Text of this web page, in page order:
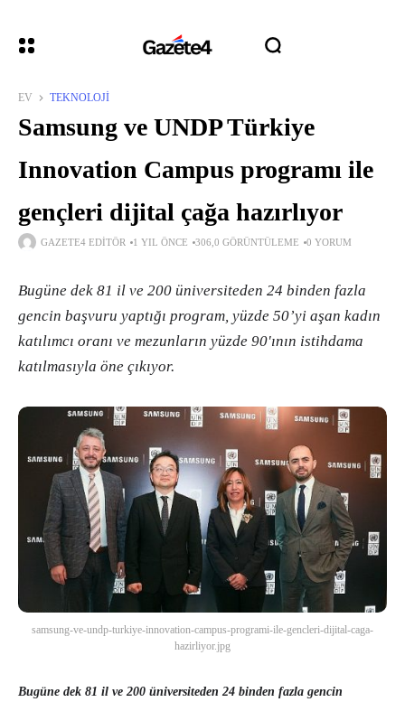
EV TEKNOLOJI
Samsung ve UNDP Türkiye
Innovation Campus programı ile
gençleri dijital çağa hazırlıyor
GAZETE4 EDITÖR 1 YIL ÖNCE 306,0 GÖRÜNTÜLEME 0 YORUM
Bugüne dek 81 il ve 200 üniversiteden 24 binden fazla
gencin başvuru yaptığı program, yüzde 50’yi aşan kadın
katılımcı oranı ve mezunların yüzde 90'ının istihdama
katılmasıyla öne çıkıyor.
samsung-ve-undp-turkiye-innovation-campus-programi-ile-gencleri-dijital-caga-
hazirliyor.jpg
Bugüne dek 81 il ve 200 üniversiteden 24 binden fazla gencin